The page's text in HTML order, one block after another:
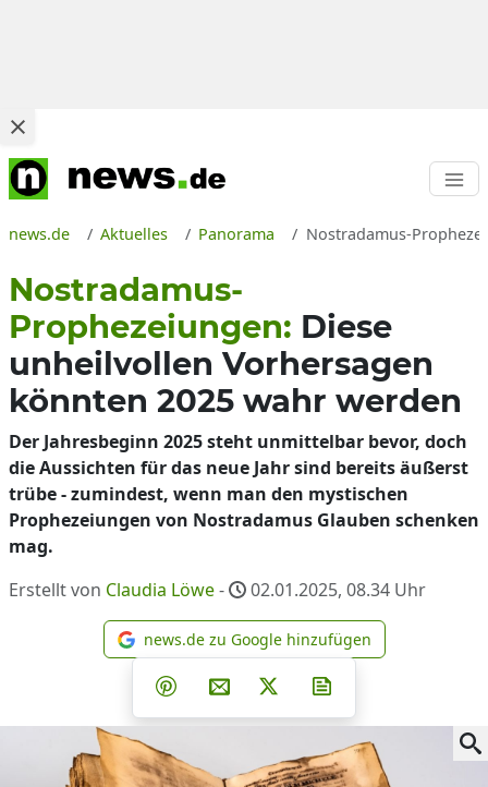
news.de Aktuelles Panorama Nostradamus-
Nostradamus-
Prophezeiungen: Diese
unheilvollen Vorhersagen
könnten 2025 wahr werden
Der Jahresbeginn 2025 steht unmittelbar bevor, doch
die Aussichten für das neue Jahr sind bereits äußerst
trübe - zumindest, wenn man den mystischen
Prophezeiungen von Nostradamus Glauben schenken
mag.
Erstellt von Claudia Löwe- 02.01.2025, 08.34 Uhr
news.de zu Google
news.de zu Google hinzufügen
Teilen auf Facebook
Teilen auf Whatsapp
Teilen auf Telegram
Teilen auf Pinterest
Per E-Mail teilen
Post auf X